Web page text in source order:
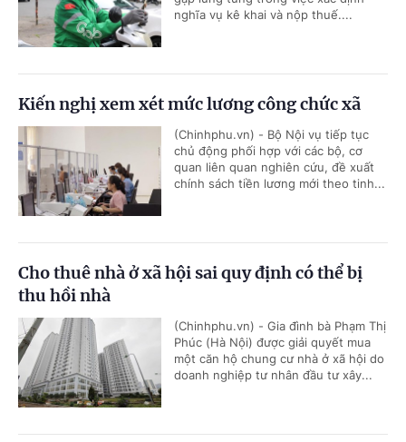
nghĩa vụ kê khai và nộp thuế....
Kiến nghị xem xét mức lương công chức xã
(Chinhphu.vn) - Bộ Nội vụ tiếp tục
chủ động phối hợp với các bộ, cơ
quan liên quan nghiên cứu, đề xuất
chính sách tiền lương mới theo tinh...
Cho thuê nhà ở xã hội sai quy định có thể bị
thu hồi nhà
(Chinhphu.vn) - Gia đình bà Phạm Thị
Phúc (Hà Nội) được giải quyết mua
một căn hộ chung cư nhà ở xã hội do
doanh nghiệp tư nhân đầu tư xây...